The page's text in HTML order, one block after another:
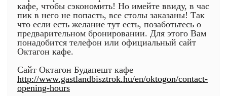
кафе, чтобы сэкономить! Но имейте ввиду, в час
пик в него не попасть, все столы заказаны! Так
что если есть желание тут есть, позаботьтесь о
предварительном бронировании. Для этого Вам
понадобится телефон или официальный сайт
Октагон кафе.
Сайт Октагон Будапешт кафе
http://www.gastlandbisztrok.hu/en/oktogon/contact-
opening-hours